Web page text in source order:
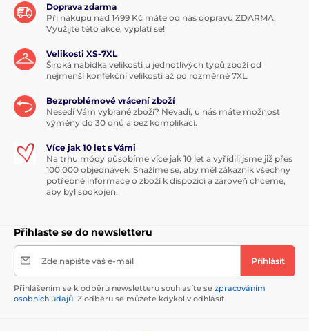
Doprava zdarma
Při nákupu nad 1499 Kč máte od nás dopravu ZDARMA.
Využijte této akce, vyplatí se!
Velikosti XS-7XL
Široká nabídka velikostí u jednotlivých typů zboží od
nejmenší konfekční velikosti až po rozměrné 7XL.
Bezproblémové vrácení zboží
Nesedí Vám vybrané zboží? Nevadí, u nás máte možnost
výměny do 30 dnů a bez komplikací.
Více jak 10 let s Vámi
Na trhu módy působíme více jak 10 let a vyřídili jsme již přes
100 000 objednávek. Snažíme se, aby měl zákazník všechny
potřebné informace o zboží k dispozici a zároveň chceme,
aby byl spokojen.
Přihlaste se do newsletteru
Zde napište váš e-mail Přihlásit
Přihlášením se k odběru newsletteru souhlasíte se zpracováním
osobních údajů. Z odběru se můžete kdykoliv odhlásit.